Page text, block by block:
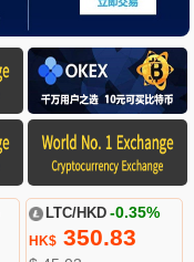
LTC/HKD -0.35%
HK$350.83